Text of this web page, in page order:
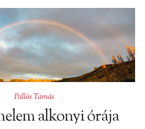
Pallós Tamás
alkonyi órája